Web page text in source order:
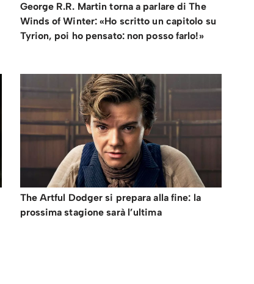
George R.R. Martin torna a parlare di The
Winds of Winter: «Ho scritto un capitolo su
Tyrion, poi ho pensato: non posso farlo!»
The Artful Dodger si prepara alla fine: la
prossima stagione sarà l’ultima